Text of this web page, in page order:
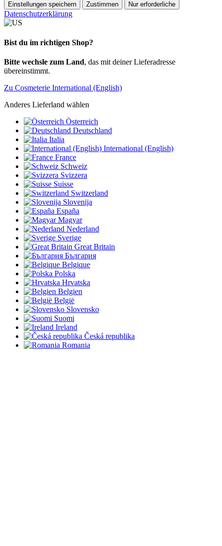
Einstellungen speichern Zustimmen Nur erforderliche
Datenschutzerklärung
Bist du im richtigen Shop?
Bitte wechsle zum Land, das mit deiner Lieferadresse
übereinstimmt.
Zu Cosmeterie International (English)
Anderes Lieferland wählen
Österreich
Deutschland
Italia
International (English)
France
Schweiz
Svizzera
Suisse
Switzerland
Slovenija
España
Magyar
Nederland
Sverige
Great Britain
България
Belgique
Polska
Hrvatska
Belgien
België
Slovensko
Suomi
Ireland
Česká republika
Romania